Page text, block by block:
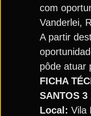
com
Vanderlei,
A partir
pôde atuar
FICHA
SANTOS
Local: Vila